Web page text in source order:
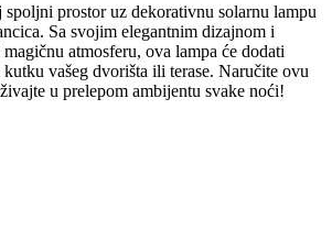
prostor uz dekorativnu solarnu lampu
Sa svojim elegantnim dizajnom i
atmosferu, ova lampa će dodati
vašeg dvorišta ili terase. Naručite ovu
u prelepom ambijentu svake noći!